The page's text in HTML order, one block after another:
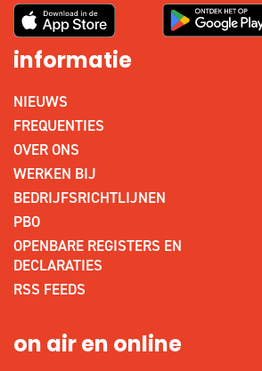
informatie
NIEUWS
FREQUENTIES
OVER ONS
WERKEN BIJ
BEDRIJFSRICHTLIJNEN
PBO
OPENBARE REGISTERS EN
DECLARATIES
RSS FEEDS
on air en online